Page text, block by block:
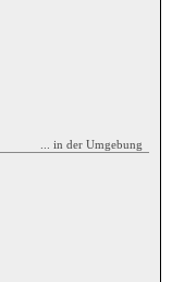
... in der Umgebung